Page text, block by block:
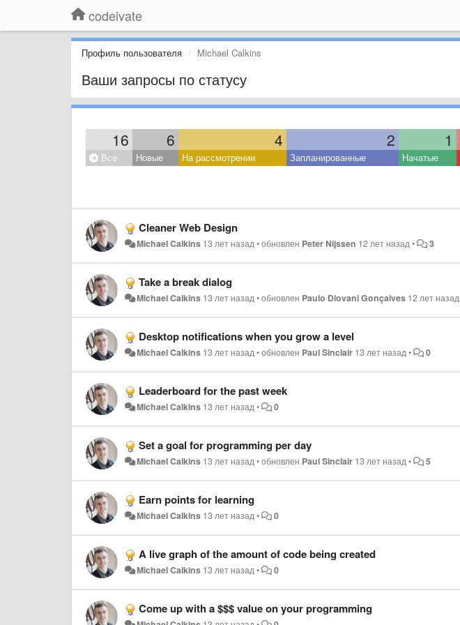
codeivate
Профиль пользователя Michael Calkins
Ваши запросы по статусу
16 6 4 2 1
Все Новые На рассмотрении Запланированные Начатые
Cleaner Web Design
Michael Calkins 13 лет назад•обновлен Peter Nijssen 12 лет назад• 3
Take a break dialog
Michael Calkins 13 лет назад•обновлен Paulo Diovani Gonçalves 12 лет назад
Desktop notifications when you grow a level
Michael Calkins 13 лет назад•обновлен Paul Sinclair 13 лет назад• 0
Leaderboard for the past week
Michael Calkins 13 лет назад• 0
Set a goal for programming per day
Michael Calkins 13 лет назад•обновлен Paul Sinclair 13 лет назад• 5
Earn points for learning
Michael Calkins 13 лет назад• 0
A live graph of the amount of code being created
Michael Calkins 13 лет назад• 0
Come up with a $$$ value on your programming